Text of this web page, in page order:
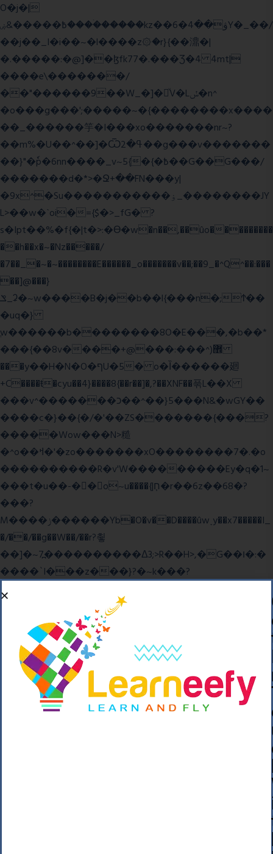
O�j�|
߿�����&ۻ����ۛ�����kz��ۋ��4�6Y�_��/
��j��_I�i��~�l����z۞�r}{��濎�|
�.�����:�@]��ɮfk77�.���Ʒ�4 4mt|
����e\�������/
��"������9��W_�]�ͮV�Lݽ�n^
�o���g���';�����~�{��������x����
��_������竽�I���xo�������nr~?
��m%�U��^��]�Ѿߟ�2��g���v�������
��}"�ٗp�6nn����_v~5{�{�߿��G��G���/
�������d�*>�Ջ+��FN���y|
�9x^�Su�����������ۏ_��������JY
L>��w�ˋoi�={$�>_fG� ?
s�Ipt��%�f{�|t�>:�ϴ�w�n��,��ûo���������
��h��x�~�Nz�����/
�7��_�~�~��������E������_o�������v��;��9_�^Q^��:���
��]@���}
ݏ_ʡ�~w����B�j��b��l{���n�;Ϯ��
�uq�}
ֲw������b��������8O�E���,�b��*
���{��8v����+@���:���^)޾
���y��H�N�O�ףU�5� o�Ȉ������廻
+C����ŧ�cyu��4}����8{��r��]�,?��XNF��푺L��X
���v^�������כ��^��}5���N&�wGY��
����c�}��{�/�'��ZS�������{���?
�����Wow���N>糙
�^o��ߞ�'�zo�������xO��������7�.�o
����������R�v'W���������Ey�q�1~
���t�u��-�� o~u����{|ח֧�r��6z��68�?
���?
M����ݫ������Yb�O�v��D����ûw˯y��x7�����I_
�/��/��g��W��/��r?쵷
��]�~7߽����������Δ3;>R��H>,�G��ו�:�
���� `I���z���}?�~k���?
��o��C���ǡ���,����*�3��#eۧ_>\��z
�K{DQg�Ϯ��]u��3o�V~�/��@��??
����Y�]�s�n���s
����p��|
��^��������$��ٽ�P���~��4���Snn^
$ ����Ogy/|>ڿ|�I��'A�n��1�$�}
=c"'��K���X�:��?j�ԫ��-